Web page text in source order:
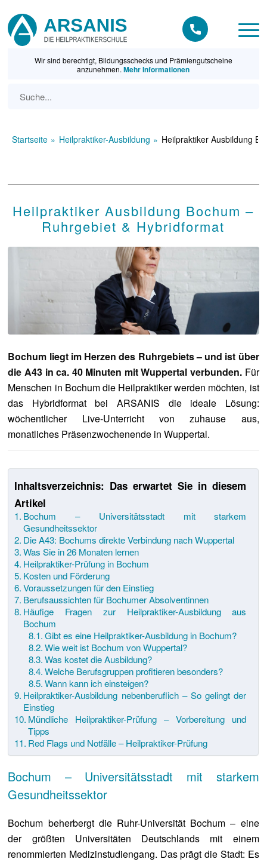
Wir sind berechtigt, Bildungsschecks und Prämiengutscheine
anzunehmen.Mehr Informationen
Startseite Heilpraktiker-Ausbildung Heilpraktiker Ausbildung
Heilpraktiker Ausbildung Bochum –
Ruhrgebiet & Hybridformat
Bochum liegt im Herzen des Ruhrgebiets – und ist über
die A43 in ca. 40 Minuten mit Wuppertal verbunden.Für
Menschen in Bochum die Heilpraktiker werden möchten, ist
das Hybridformat bei ARSANIS die ideale Lösung:
wöchentlicher Live-Unterricht von zuhause aus,
monatliches Präsenzwochenende in Wuppertal.
Inhaltsverzeichnis: Das erwartet Sie in diesem
Artikel
Bochum – Universitätsstadt mit starkem
Gesundheitssektor
Die A43: Bochums direkte Verbindung nach Wuppertal
Was Sie in 26 Monaten lernen
Heilpraktiker-Prüfung in Bochum
Kosten und Förderung
Voraussetzungen für den Einstieg
Berufsaussichten für Bochumer Absolventinnen
Häufige Fragen zur Heilpraktiker-Ausbildung aus
Bochum
Gibt es eine Heilpraktiker-Ausbildung in Bochum?
Wie weit ist Bochum von Wuppertal?
Was kostet die Ausbildung?
Welche Berufsgruppen profitieren besonders?
Wann kann ich einsteigen?
Heilpraktiker-Ausbildung nebenberuflich – So gelingt der
Einstieg
Mündliche Heilpraktiker-Prüfung – Vorbereitung und
Tipps
Red Flags und Notfälle – Heilpraktiker-Prüfung
Bochum – Universitätsstadt mit starkem
Gesundheitssektor
Bochum beherbergt die Ruhr-Universität Bochum – eine
der größten Universitäten Deutschlands mit einem
renommierten Medizinstudiengang. Das prägt die Stadt: Es